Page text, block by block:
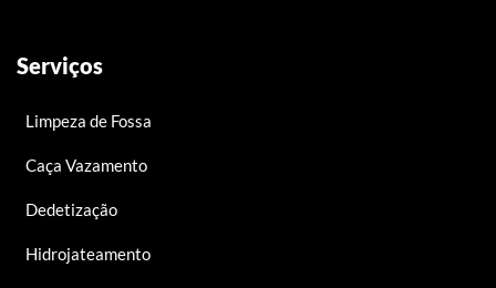
Serviços
Limpeza de Fossa
Caça Vazamento
Dedetização
Hidrojateamento